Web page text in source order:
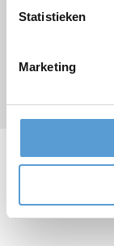
Statistieken
Marketing